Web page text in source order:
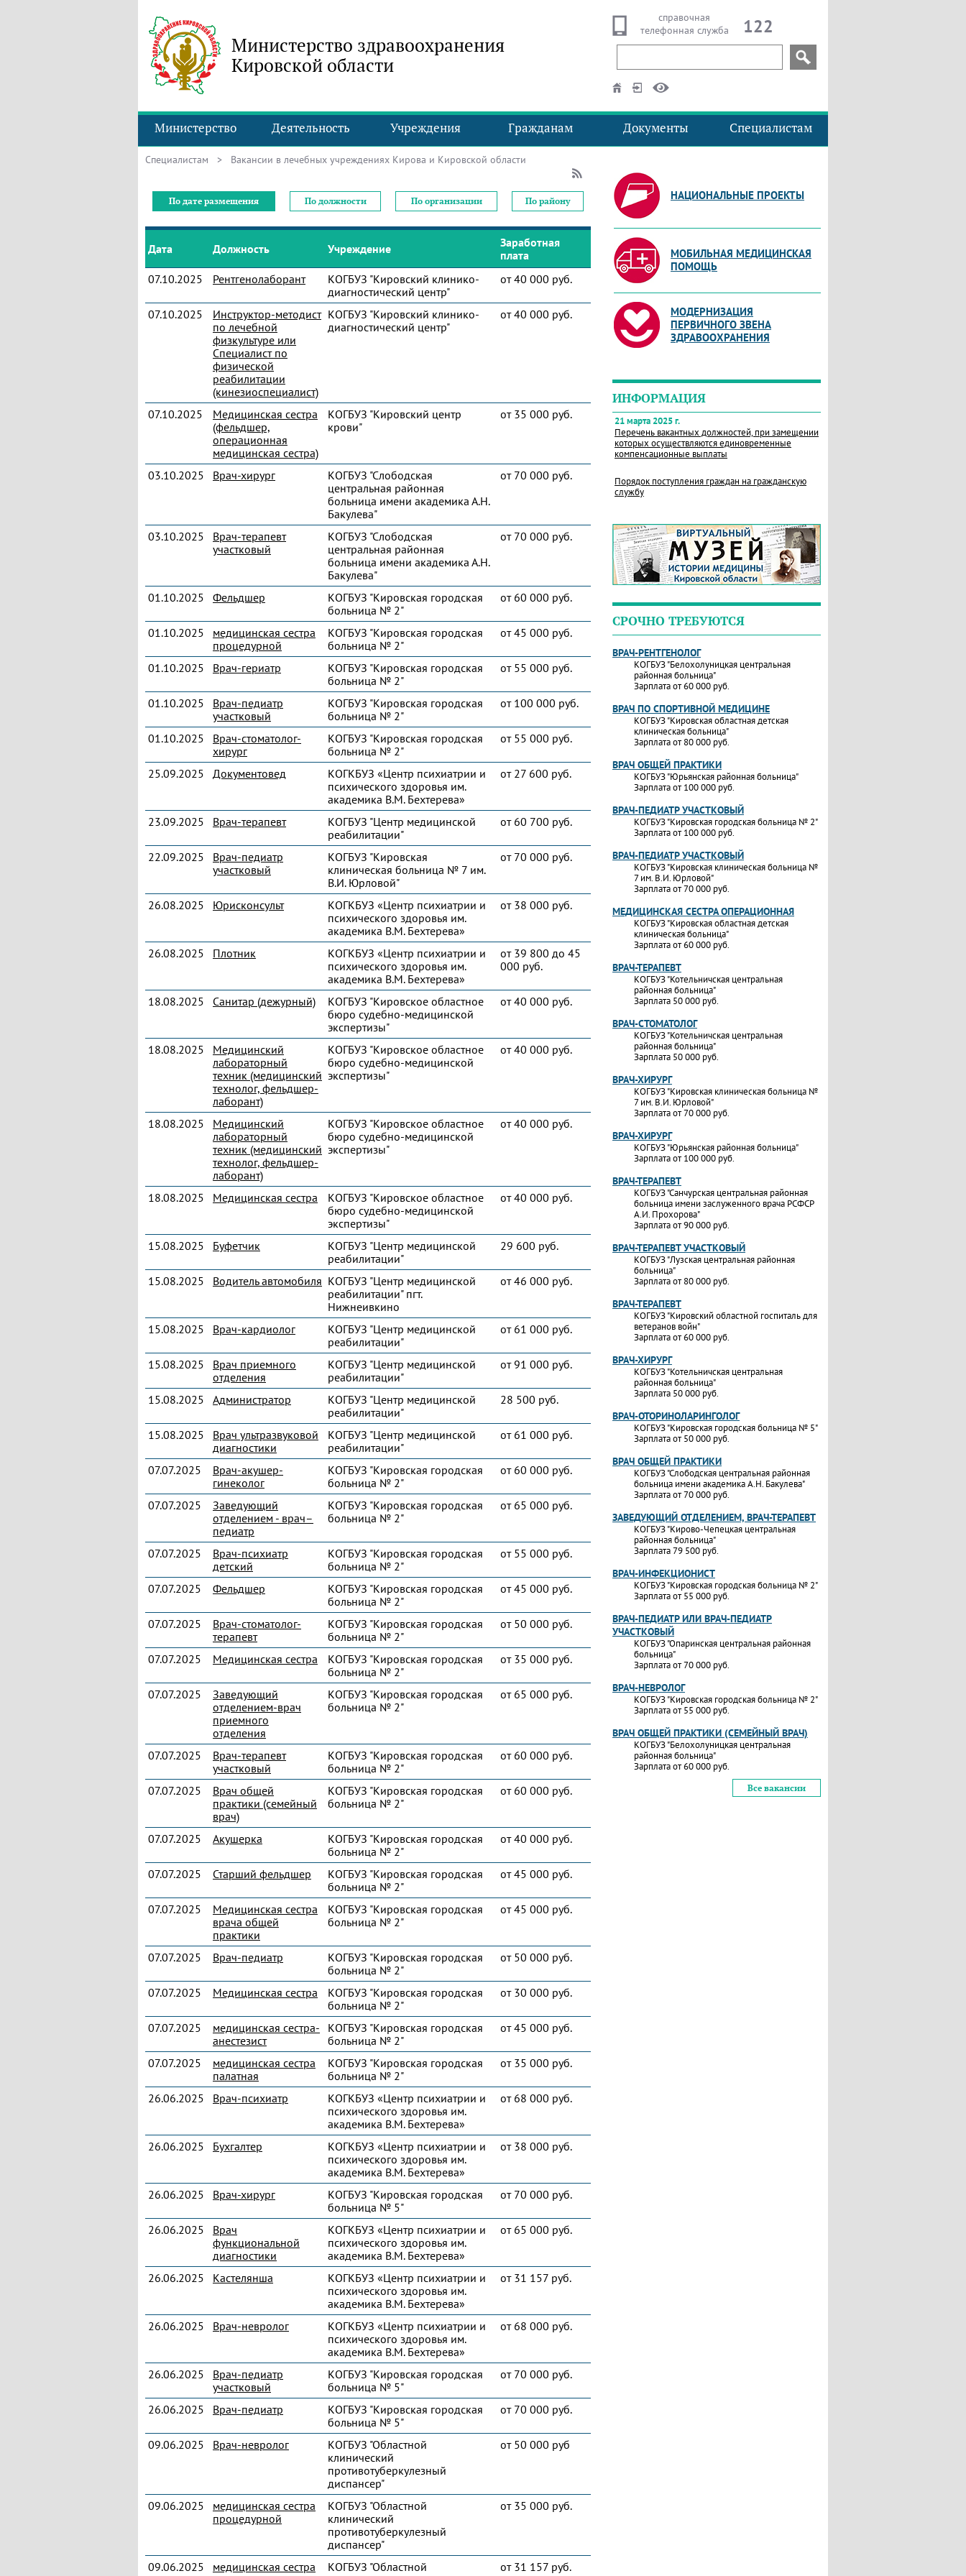
Министерство здравоохранения
Кировской области
справочная
телефонная служба
122
Министерство Деятельность Учреждения Гражданам Документы Специалистам
Специалистам > Вакансии в лечебных учреждениях Кирова и Кировской области
По дате размещения По должности По организации По району
Дата Должность Учреждение
Заработная
плата
07.10.2025
Рентгенолаборант
КОГБУЗ "Кировский клинико-
диагностический центр"
от 40 000 руб.
07.10.2025
Инструктор-методист
по лечебной
физкультуре или
Специалист по
физической
реабилитации
(кинезиоспециалист)
КОГБУЗ "Кировский клинико-
диагностический центр"
от 40 000 руб.
07.10.2025
Медицинская сестра
(фельдшер,
операционная
медицинская сестра)
КОГБУЗ "Кировский центр
крови"
от 35 000 руб.
03.10.2025 Врач-хирург
КОГБУЗ "Слободская
центральная районная
больница имени академика А.Н.
Бакулева"
от 70 000 руб.
03.10.2025
Врач-терапевт
участковый
КОГБУЗ "Слободская
центральная районная
больница имени академика А.Н.
Бакулева"
от 70 000 руб.
01.10.2025 Фельдшер
КОГБУЗ "Кировская городская
больница № 2"
от 60 000 руб.
01.10.2025
медицинская сестра
процедурной
КОГБУЗ "Кировская городская
больница № 2"
от 45 000 руб.
01.10.2025 Врач-гериатр
КОГБУЗ "Кировская городская
больница № 2"
от 55 000 руб.
01.10.2025
Врач-педиатр
участковый
КОГБУЗ "Кировская городская
больница № 2"
от 100 000 руб.
01.10.2025
Врач-стоматолог-
хирург
КОГБУЗ "Кировская городская
больница № 2"
от 55 000 руб.
25.09.2025 Документовед
КОГКБУЗ «Центр психиатрии и
психического здоровья им.
академика В.М. Бехтерева»
от 27 600 руб.
23.09.2025 Врач-терапевт
КОГБУЗ "Центр медицинской
реабилитации"
от 60 700 руб.
22.09.2025
Врач-педиатр
участковый
КОГБУЗ "Кировская
клиническая больница № 7 им.
В.И. Юрловой"
от 70 000 руб.
26.08.2025 Юрисконсульт
КОГКБУЗ «Центр психиатрии и
психического здоровья им.
академика В.М. Бехтерева»
от 38 000 руб.
26.08.2025 Плотник
КОГКБУЗ «Центр психиатрии и
психического здоровья им.
академика В.М. Бехтерева»
от 39 800 до 45
000 руб.
18.08.2025 Санитар (дежурный)
КОГБУЗ "Кировское областное
бюро судебно-медицинской
экспертизы"
от 40 000 руб.
18.08.2025
Медицинский
лабораторный
техник (медицинский
технолог, фельдшер-
лаборант)
КОГБУЗ "Кировское областное
бюро судебно-медицинской
экспертизы"
от 40 000 руб.
18.08.2025
Медицинский
лабораторный
техник (медицинский
технолог, фельдшер-
лаборант)
КОГБУЗ "Кировское областное
бюро судебно-медицинской
экспертизы"
от 40 000 руб.
18.08.2025 Медицинская сестра
КОГБУЗ "Кировское областное
бюро судебно-медицинской
экспертизы"
от 40 000 руб.
15.08.2025 Буфетчик
КОГБУЗ "Центр медицинской
реабилитации"
29 600 руб.
15.08.2025 Водитель автомобиля КОГБУЗ "Центр медицинской
реабилитации" пгт.
Нижнеивкино
от 46 000 руб.
15.08.2025 Врач-кардиолог
КОГБУЗ "Центр медицинской
реабилитации"
от 61 000 руб.
15.08.2025
Врач приемного
отделения
КОГБУЗ "Центр медицинской
реабилитации"
от 91 000 руб.
15.08.2025 Администратор
КОГБУЗ "Центр медицинской
реабилитации"
28 500 руб.
15.08.2025
Врач ультразвуковой
диагностики
КОГБУЗ "Центр медицинской
реабилитации"
от 61 000 руб.
07.07.2025
Врач-акушер-
гинеколог
КОГБУЗ "Кировская городская
больница № 2"
от 60 000 руб.
07.07.2025
Заведующий
отделением - врач–
педиатр
КОГБУЗ "Кировская городская
больница № 2"
от 65 000 руб.
07.07.2025
Врач-психиатр
детский
КОГБУЗ "Кировская городская
больница № 2"
от 55 000 руб.
07.07.2025 Фельдшер
КОГБУЗ "Кировская городская
больница № 2"
от 45 000 руб.
07.07.2025
Врач-стоматолог-
терапевт
КОГБУЗ "Кировская городская
больница № 2"
от 50 000 руб.
07.07.2025 Медицинская сестра
КОГБУЗ "Кировская городская
больница № 2"
от 35 000 руб.
07.07.2025
Заведующий
отделением-врач
приемного
отделения
КОГБУЗ "Кировская городская
больница № 2"
от 65 000 руб.
07.07.2025
Врач-терапевт
участковый
КОГБУЗ "Кировская городская
больница № 2"
от 60 000 руб.
07.07.2025
Врач общей
практики (семейный
врач)
КОГБУЗ "Кировская городская
больница № 2"
от 60 000 руб.
07.07.2025 Акушерка
КОГБУЗ "Кировская городская
больница № 2"
от 40 000 руб.
07.07.2025 Старший фельдшер
КОГБУЗ "Кировская городская
больница № 2"
от 45 000 руб.
07.07.2025
Медицинская сестра
врача общей
практики
КОГБУЗ "Кировская городская
больница № 2"
от 45 000 руб.
07.07.2025 Врач-педиатр
КОГБУЗ "Кировская городская
больница № 2"
от 50 000 руб.
07.07.2025 Медицинская сестра
КОГБУЗ "Кировская городская
больница № 2"
от 30 000 руб.
07.07.2025
медицинская сестра-
анестезист
КОГБУЗ "Кировская городская
больница № 2"
от 45 000 руб.
07.07.2025
медицинская сестра
палатная
КОГБУЗ "Кировская городская
больница № 2"
от 35 000 руб.
26.06.2025 Врач-психиатр
КОГКБУЗ «Центр психиатрии и
психического здоровья им.
академика В.М. Бехтерева»
от 68 000 руб.
26.06.2025 Бухгалтер
КОГКБУЗ «Центр психиатрии и
психического здоровья им.
академика В.М. Бехтерева»
от 38 000 руб.
26.06.2025 Врач-хирург
КОГБУЗ "Кировская городская
больница № 5"
от 70 000 руб.
26.06.2025
Врач
функциональной
диагностики
КОГКБУЗ «Центр психиатрии и
психического здоровья им.
академика В.М. Бехтерева»
от 65 000 руб.
26.06.2025 Кастелянша
КОГКБУЗ «Центр психиатрии и
психического здоровья им.
академика В.М. Бехтерева»
от 31 157 руб.
26.06.2025 Врач-невролог
КОГКБУЗ «Центр психиатрии и
психического здоровья им.
академика В.М. Бехтерева»
от 68 000 руб.
26.06.2025
Врач-педиатр
участковый
КОГБУЗ "Кировская городская
больница № 5"
от 70 000 руб.
26.06.2025 Врач-педиатр
КОГБУЗ "Кировская городская
больница № 5"
от 70 000 руб.
09.06.2025 Врач-невролог
КОГБУЗ "Областной
клинический
противотуберкулезный
диспансер"
от 50 000 руб
09.06.2025
медицинская сестра
процедурной
КОГБУЗ "Областной
клинический
противотуберкулезный
диспансер"
от 35 000 руб.
09.06.2025
медицинская сестра
КОГБУЗ "Областной
от 31 157 руб.
НАЦИОНАЛЬНЫЕ ПРОЕКТЫ
МОБИЛЬНАЯ МЕДИЦИНСКАЯ
ПОМОЩЬ
МОДЕРНИЗАЦИЯ
ПЕРВИЧНОГО ЗВЕНА
ЗДРАВООХРАНЕНИЯ
ИНФОРМАЦИЯ
21 марта 2025 г.
Перечень вакантных должностей, при замещении
которых осуществляются единовременные
компенсационные выплаты
Порядок поступления граждан на гражданскую
службу
СРОЧНО ТРЕБУЮТСЯ
ВРАЧ-РЕНТГЕНОЛОГ
КОГБУЗ "Белохолуницкая центральная
районная больница"
Зарплата от 60 000 руб.
ВРАЧ ПО СПОРТИВНОЙ МЕДИЦИНЕ
КОГБУЗ "Кировская областная детская
клиническая больница"
Зарплата от 80 000 руб.
ВРАЧ ОБЩЕЙ ПРАКТИКИ
КОГБУЗ "Юрьянская районная больница"
Зарплата от 100 000 руб.
ВРАЧ-ПЕДИАТР УЧАСТКОВЫЙ
КОГБУЗ "Кировская городская больница № 2"
Зарплата от 100 000 руб.
ВРАЧ-ПЕДИАТР УЧАСТКОВЫЙ
КОГБУЗ "Кировская клиническая больница №
7 им. В.И. Юрловой"
Зарплата от 70 000 руб.
МЕДИЦИНСКАЯ СЕСТРА ОПЕРАЦИОННАЯ
КОГБУЗ "Кировская областная детская
клиническая больница"
Зарплата от 60 000 руб.
ВРАЧ-ТЕРАПЕВТ
КОГБУЗ "Котельничская центральная
районная больница"
Зарплата 50 000 руб.
ВРАЧ-СТОМАТОЛОГ
КОГБУЗ "Котельничская центральная
районная больница"
Зарплата 50 000 руб.
ВРАЧ-ХИРУРГ
КОГБУЗ "Кировская клиническая больница №
7 им. В.И. Юрловой"
Зарплата от 70 000 руб.
ВРАЧ-ХИРУРГ
КОГБУЗ "Юрьянская районная больница"
Зарплата от 100 000 руб.
ВРАЧ-ТЕРАПЕВТ
КОГБУЗ "Санчурская центральная районная
больница имени заслуженного врача РСФСР
А.И. Прохорова"
Зарплата от 90 000 руб.
ВРАЧ-ТЕРАПЕВТ УЧАСТКОВЫЙ
КОГБУЗ "Лузская центральная районная
больница"
Зарплата от 80 000 руб.
ВРАЧ-ТЕРАПЕВТ
КОГБУЗ "Кировский областной госпиталь для
ветеранов войн"
Зарплата от 60 000 руб.
ВРАЧ-ХИРУРГ
КОГБУЗ "Котельничская центральная
районная больница"
Зарплата 50 000 руб.
ВРАЧ-ОТОРИНОЛАРИНГОЛОГ
КОГБУЗ "Кировская городская больница № 5"
Зарплата от 50 000 руб.
ВРАЧ ОБЩЕЙ ПРАКТИКИ
КОГБУЗ "Слободская центральная районная
больница имени академика А.Н. Бакулева"
Зарплата от 70 000 руб.
ЗАВЕДУЮЩИЙ ОТДЕЛЕНИЕМ, ВРАЧ-ТЕРАПЕВТ
КОГБУЗ "Кирово-Чепецкая центральная
районная больница"
Зарплата 79 500 руб.
ВРАЧ-ИНФЕКЦИОНИСТ
КОГБУЗ "Кировская городская больница № 2"
Зарплата от 55 000 руб.
ВРАЧ-ПЕДИАТР ИЛИ ВРАЧ-ПЕДИАТР
УЧАСТКОВЫЙ
КОГБУЗ "Опаринская центральная районная
больница"
Зарплата от 70 000 руб.
ВРАЧ-НЕВРОЛОГ
КОГБУЗ "Кировская городская больница № 2"
Зарплата от 55 000 руб.
ВРАЧ ОБЩЕЙ ПРАКТИКИ (СЕМЕЙНЫЙ ВРАЧ)
КОГБУЗ "Белохолуницкая центральная
районная больница"
Зарплата от 60 000 руб.
Все вакансии